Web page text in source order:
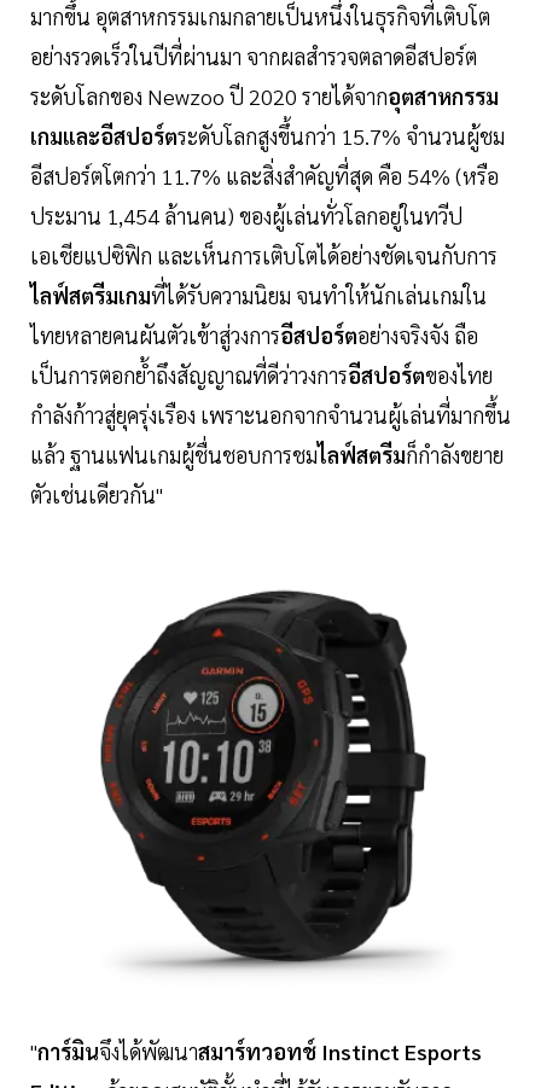
มากขึ้น อุตสาหกรรมเกมกลายเป็นหนึ่งในธุรกิจที่เติบโต
อย่างรวดเร็วในปีที่ผ่านมา จากผลสำรวจตลาดอีสปอร์ต
ระดับโลกของ Newzoo ปี 2020 รายได้จากอุตสาหกรรม
เกมและอีสปอร์ตระดับโลกสูงขึ้นกว่า 15.7% จำนวนผู้ชม
อีสปอร์ตโตกว่า 11.7% และสิ่งสำคัญที่สุด คือ 54% (หรือ
ประมาน 1,454 ล้านคน) ของผู้เล่นทั่วโลกอยู่ในทวีป
เอเชียแปซิฟิก และเห็นการเติบโตได้อย่างชัดเจนกับการ
ไลฟ์สตรีมเกมที่ได้รับความนิยม จนทำให้นักเล่นเกมใน
ไทยหลายคนผันตัวเข้าสู่วงการอีสปอร์ตอย่างจริงจัง ถือ
เป็นการตอกย้ำถึงสัญญาณที่ดีว่าวงการอีสปอร์ตของไทย
กำลังก้าวสู่ยุครุ่งเรือง เพราะนอกจากจำนวนผู้เล่นที่มากขึ้น
แล้ว ฐานแฟนเกมผู้ชื่นชอบการชมไลฟ์สตรีมก็กำลังขยาย
ตัวเช่นเดียวกัน"
"การ์มินจึงได้พัฒนาสมาร์ทวอทช์ Instinct Esports